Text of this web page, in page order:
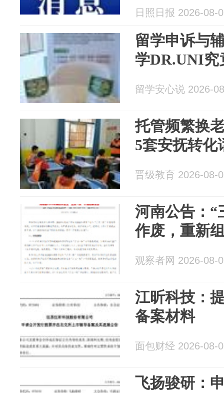
人员予以定
日照日报 2026-08-
留学申诉与
学DR.UNI究
留学安心说 2026-
托管频繁换
5套安抚转化
晋级教育 2026-08-
河南公告：“
作废，重新
观察者网 2026-08-
江昕科技：
备案材料
面包财经 2026-08-
飞扬骏研：